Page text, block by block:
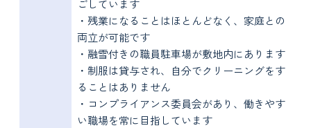
ごしています
・残業になることはほとんどなく、家庭との
両立が可能です
・融雪付きの職員駐車場が敷地内にあります
・制服は貸与され、自分でクリーニングをす
ることはありません
・コンプライアンス委員会があり、働きやす
い職場を常に目指しています